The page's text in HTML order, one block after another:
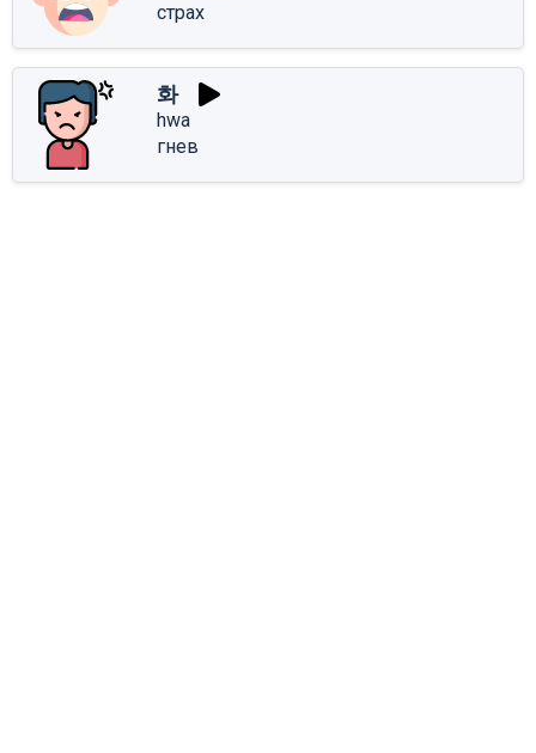
страх
화
hwa
гнев